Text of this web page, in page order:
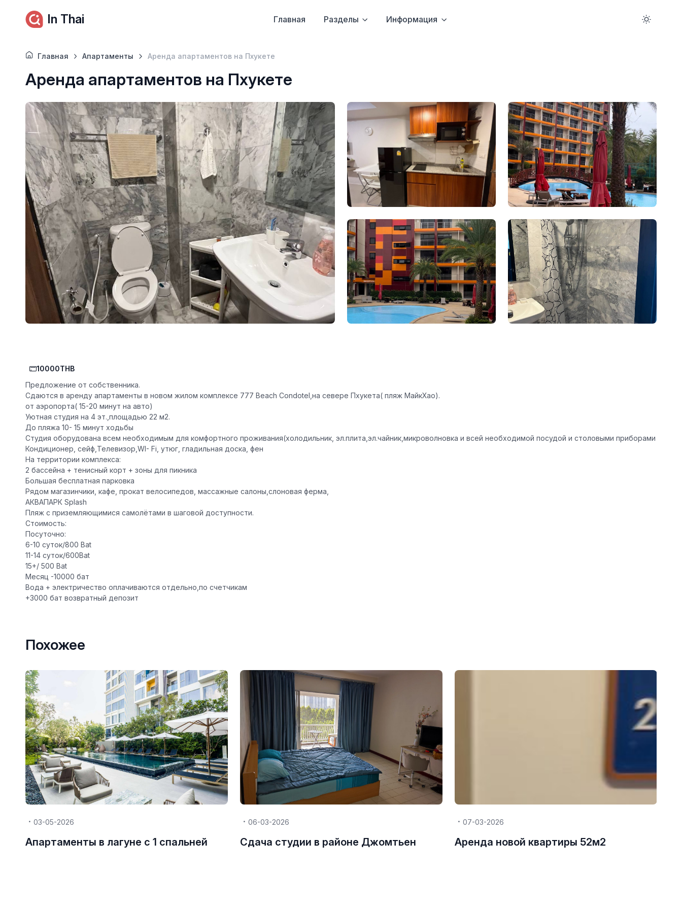
In Thai Главная Разделы Информация
Главная Апартаменты Аренда апартаментов на Пхукете
Аренда апартаментов на Пхукете
10000THB
Предложение от собственника.
Сдаются в аренду апартаменты в новом жилом комплексе 777 Beach Condotel,на севере Пхукета( пляж МайкХао).
от аэропорта( 15-20 минут на авто)
️Уютная студия на 4 эт.,площадью 22 м2.
️До пляжа 10- 15 минут ходьбы️
️Студия оборудована всем необходимым для комфортного проживания(холодильник, эл.плита,эл.чайник,микроволновка и всей необходимой посудой и столовыми приборами
️Кондиционер, сейф,Телевизор,WI- Fi, утюг, гладильная доска, фен
️На территории комплекса:
2 бассейна + тенисный корт + зоны для пикника
️Большая бесплатная парковка
️Рядом магазинчики, кафе, прокат велосипедов, массажные салоны,слоновая ферма,
АКВАПАРК Splash ️
️Пляж с приземляющимися самолётами️ в шаговой доступности.
Стоимость:
Посуточно:
6-10 суток/800 Bat
11-14 суток/600Bat
15+/ 500 Bat
Месяц -10000 бат
Вода + электричество оплачиваются отдельно,по счетчикам
+3000 бат возвратный депозит
Похожее
03-05-2026
Апартаменты в лагуне с 1 спальней
06-03-2026
Сдача студии в районе Джомтьен
07-03-2026
Аренда новой квартиры 52м2